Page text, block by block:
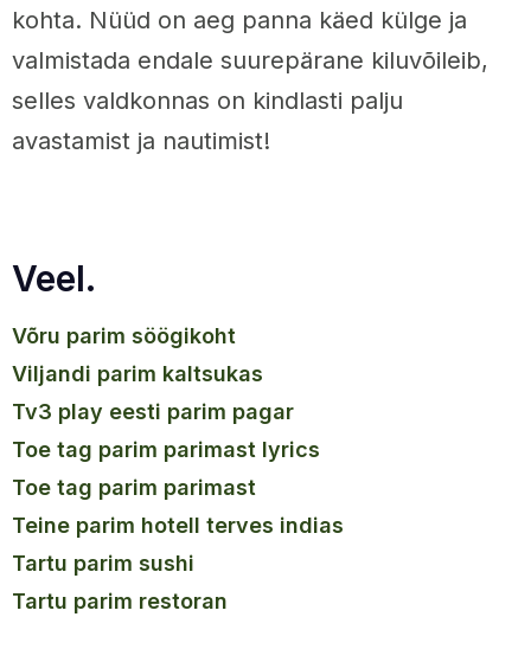
kohta. Nüüd on aeg panna käed külge ja
valmistada endale suurepärane kiluvõileib,
selles valdkonnas on kindlasti palju
avastamist ja nautimist!
Veel.
võru parim söögikoht
viljandi parim kaltsukas
tv3 play eesti parim pagar
toe tag parim parimast lyrics
toe tag parim parimast
teine parim hotell terves indias
tartu parim sushi
tartu parim restoran